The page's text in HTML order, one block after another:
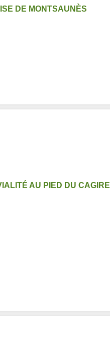
DE MONTSAUNÈS
AU PIED DU CAGIRE